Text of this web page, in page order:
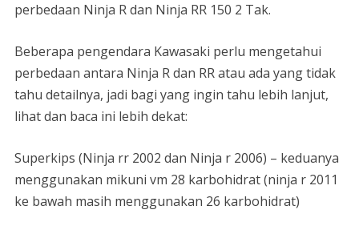
perbedaan Ninja R dan Ninja RR 150 2 Tak.
Beberapa pengendara Kawasaki perlu mengetahui
perbedaan antara Ninja R dan RR atau ada yang tidak
tahu detailnya, jadi bagi yang ingin tahu lebih lanjut,
lihat dan baca ini lebih dekat:
Superkips (Ninja rr 2002 dan Ninja r 2006) – keduanya
menggunakan mikuni vm 28 karbohidrat (ninja r 2011
ke bawah masih menggunakan 26 karbohidrat)